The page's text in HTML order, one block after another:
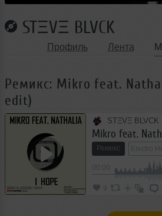
STΞVΞ BLVCK
Профиль Лента
Ремикс: Mikro feat.
edit)
STΞVΞ BLVCK
Mikro feat.
Ремикс Electro
9